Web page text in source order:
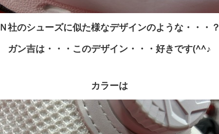
Ｎ社のシューズに似た様なデザインのような・・・？
ガン吉は・・・このデザイン・・・好きです(^^♪
カラーは